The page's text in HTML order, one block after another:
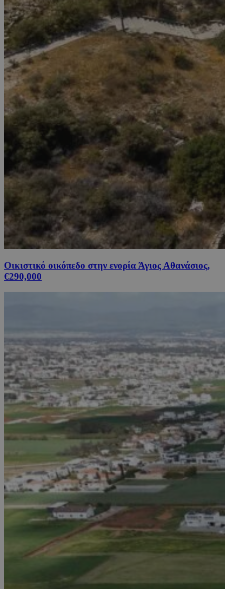
Οικιστικό οικόπεδο στην ενορία Άγιος Αθανάσιος,
€290,000